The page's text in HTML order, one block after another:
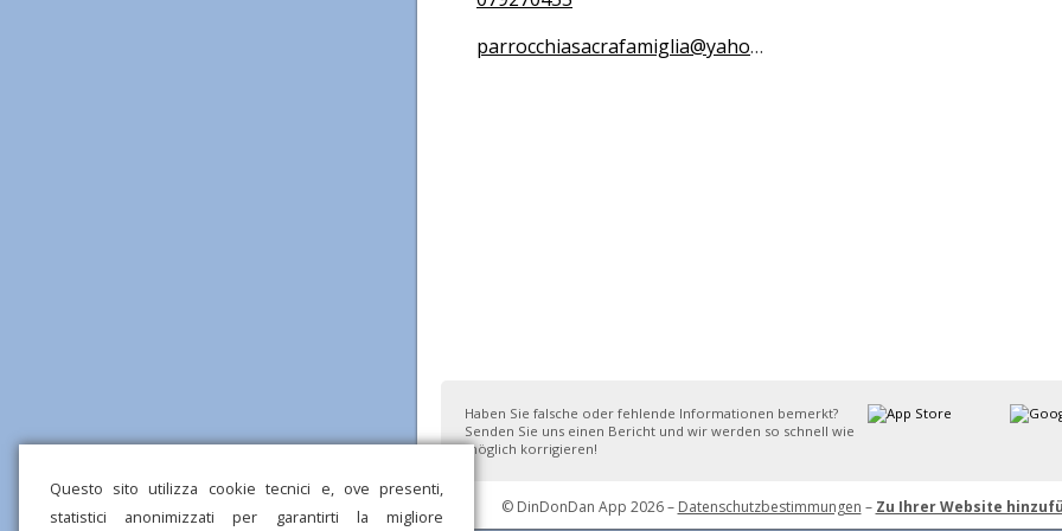
Questo sito utilizza cookie tecnici e, ove presenti,
statistici anonimizzati per garantirti la migliore
parrocchiasacrafamiglia@yahoo.it
Haben Sie falsche oder fehlende Informationen bemerkt?
Senden Sie uns einen Bericht und wir werden so schnell wie
möglich korrigieren!
© DinDonDan App 2026 – Datenschutzbestimmungen – Zu Ihrer Website